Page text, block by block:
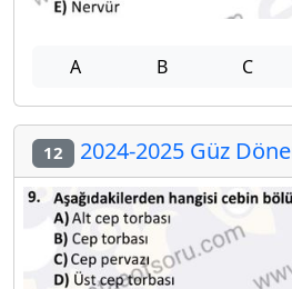
A B C
12 2024-2025 Güz